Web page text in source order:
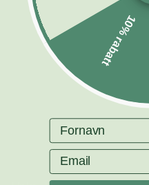
10% rabatt
Fornavn
Email